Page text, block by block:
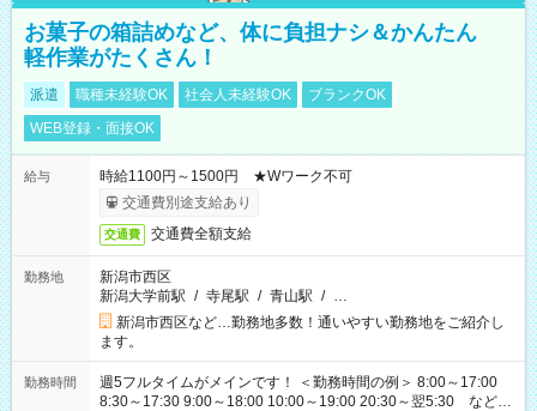
お菓子の箱詰めなど、体に負担ナシ＆かんたん
軽作業がたくさん！
派遣 職種未経験OK 社会人未経験OK
ブランクOK
WEB登録・面接OK
給与
時給1100円～1500円 ★Wワーク不可
交通費別途支給あり
交通費 交通費全額支給
勤務地
新潟市西区
新潟大学前駅 / 寺尾駅 / 青山駅 / …
新潟市西区など…勤務地多数！通いやすい勤務地をご紹介し
ます。
勤務時間
週5フルタイムがメインです！ ＜勤務時間の例＞ 8:00～17:00
8:30～17:30 9:00～18:00 10:00～19:00 20:30～翌5:30 など ★